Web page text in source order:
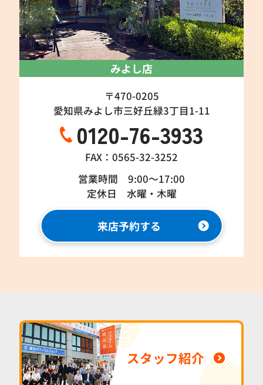
みよし店
〒470-0205
愛知県みよし市三好丘緑3丁目1-11
0120-76-3933
FAX：0565-32-3252
営業時間 9:00～17:00
定休日 水曜・木曜
来店予約する
スタッフ紹介